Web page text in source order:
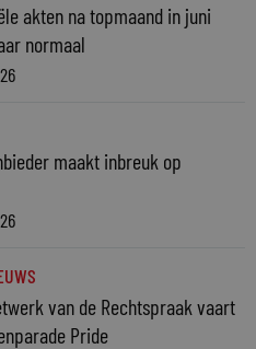
akten na topmaand in juni
normaal
maakt inbreuk op
van de Rechtspraak vaart
Pride